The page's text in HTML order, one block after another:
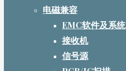
电磁兼容
EMC软件及系统
接收机
信号源